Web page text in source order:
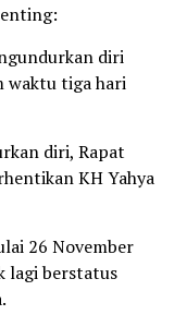
diri
waktu tiga hari
diri, Rapat
KH Yahya
26 November
lagi berstatus